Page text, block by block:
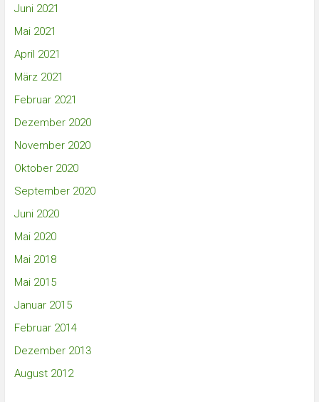
Juni 2021
Mai 2021
April 2021
März 2021
Februar 2021
Dezember 2020
November 2020
Oktober 2020
September 2020
Juni 2020
Mai 2020
Mai 2018
Mai 2015
Januar 2015
Februar 2014
Dezember 2013
August 2012